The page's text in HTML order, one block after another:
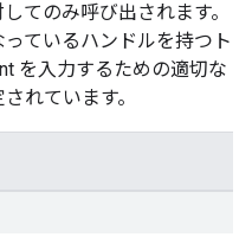
てのみ呼び出されます。
ているハンドルを持つト
を入力するための適切な
れています。